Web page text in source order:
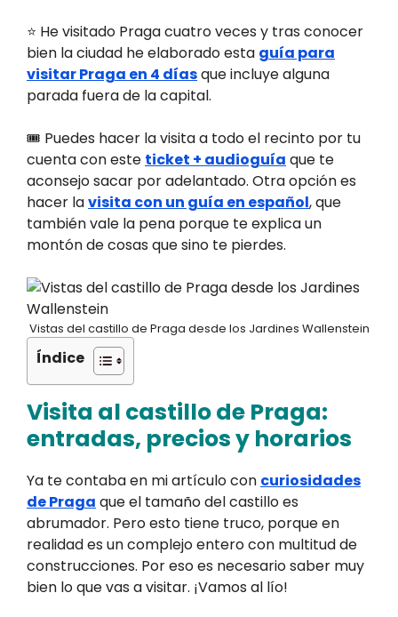
⭐ He visitado Praga cuatro veces y tras conocer
bien la ciudad he elaborado esta guía para
visitar Praga en 4 díasque incluye alguna
parada fuera de la capital.
🎟️ Puedes hacer la visita a todo el recinto por tu
cuenta con este ticket + audioguía que te
aconsejo sacar por adelantado. Otra opción es
hacer lavisita con un guía en español, que
también vale la pena porque te explica un
montón de cosas que sino te pierdes.
Vistas del castillo de Praga desde los Jardines Wallenstein
Índice
Visita al castillo de Praga:
entradas, precios y horarios
Ya te contaba en mi artículo con curiosidades
de Praga que el tamaño del castillo es
abrumador. Pero esto tiene truco, porque en
realidad es un complejo entero con multitud de
construcciones. Por eso es necesario saber muy
bien lo que vas a visitar. ¡Vamos al lío!